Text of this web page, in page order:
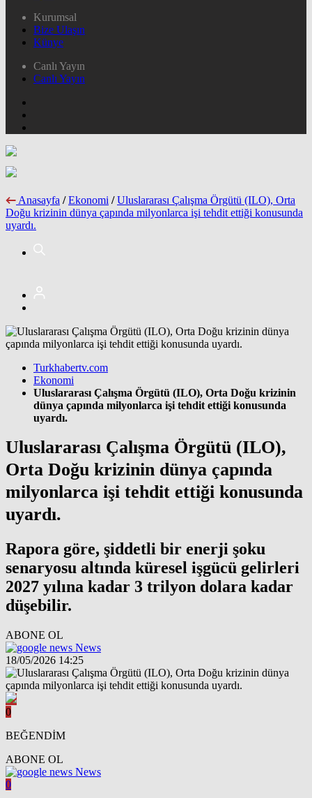
Kurumsal
Bize Ulaşın
Künye
Canlı Yayın
Canlı Yayın
Anasayfa / Ekonomi / Uluslararası Çalışma Örgütü (ILO), Orta
Doğu krizinin dünya çapında milyonlarca işi tehdit ettiği konusunda
uyardı.
Turkhabertv.com
Ekonomi
Uluslararası Çalışma Örgütü (ILO), Orta Doğu krizinin
dünya çapında milyonlarca işi tehdit ettiği konusunda
uyardı.
Uluslararası Çalışma Örgütü (ILO),
Orta Doğu krizinin dünya çapında
milyonlarca işi tehdit ettiği konusunda
uyardı.
Rapora göre, şiddetli bir enerji şoku
senaryosu altında küresel işgücü gelirleri
2027 yılına kadar 3 trilyon dolara kadar
düşebilir.
ABONE OL
News
18/05/2026 14:25
0
BEĞENDİM
ABONE OL
News
0